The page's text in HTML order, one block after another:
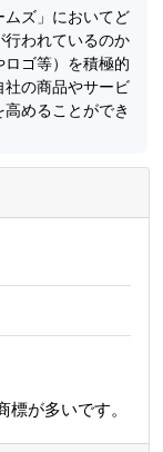
ムズ」においてど
われているのか
ゴ等）を積極的
社の商品やサービ
めることができ
が多いです。